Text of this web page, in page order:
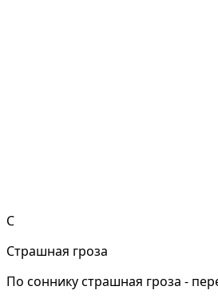
С
Страшная гроза
По соннику страшная гроза -